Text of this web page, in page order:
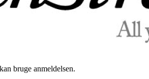
bruge anmeldelsen.